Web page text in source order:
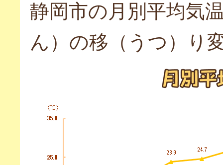
静岡市の月別平均気
ん）の移（うつ）り